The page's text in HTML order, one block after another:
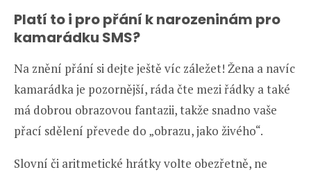
Platí to i pro přání k narozeninám pro
kamarádku SMS?
Na znění přání si dejte ještě víc záležet! Žena a navíc
kamarádka je pozornější, ráda čte mezi řádky a také
má dobrou obrazovou fantazii, takže snadno vaše
přací sdělení převede do „obrazu, jako živého“.
Slovní či aritmetické hrátky volte obezřetně, ne